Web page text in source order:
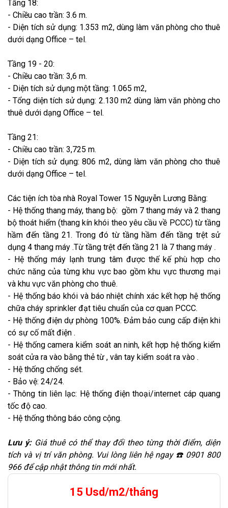
Tầng 18:
- Chiều cao trần: 3.6 m.
- Diện tích sử dụng: 1.353 m2, dùng làm văn phòng cho thuê
dưới dạng Office – tel.
Tầng 19 - 20:
- Chiều cao trần: 3,6 m.
- Diện tích sử dụng một tầng: 1.065 m2,
- Tổng diện tích sử dụng: 2.130 m2 dùng làm văn phòng cho
thuê dưới dạng Office – tel.
Tầng 21:
- Chiều cao trần: 3,725 m.
- Diện tích sử dụng: 806 m2, dùng làm văn phòng cho thuê
dưới dạng Office – tel.
Các tiện ích tòa nhà Royal Tower 15 Nguyễn Lương Bằng:
- Hệ thống thang máy, thang bộ: gồm 7 thang máy và 2 thang
bộ thoát hiểm (thang kín khói theo yêu cầu về PCCC) từ tầng
hầm đến tầng 21. Trong đó từ tầng hầm đến tầng trệt sử
dụng 4 thang máy .Từ tầng trệt đến tầng 21 là 7 thang máy .
- Hệ thống máy lạnh trung tâm được thế kế phù hợp cho
chức năng của từng khu vực bao gồm khu vực thương mại
và khu vực văn phòng cho thuê.
- Hệ thống báo khói và báo nhiệt chính xác kết hợp hệ thống
chữa cháy sprinkler đạt tiêu chuẩn của cơ quan PCCC.
- Hệ thống điện dự phòng 100%. Đảm bảo cung cấp điện khi
có sự cố mất điện .
- Hệ thống camera kiểm soát an ninh, kết hợp hệ thống kiểm
soát cửa ra vào bằng thẻ từ , vân tay kiểm soát ra vào .
- Hệ thống chống sét.
- Bảo vệ: 24/24.
- Thông tin liên lạc: Hệ thống điện thoại/internet cáp quang
tốc độ cao.
- Hệ thống thông báo công cộng.
Lưu ý:Giá thuê có thể thay đổi theo từng thời điểm, diện
tích và vị trí văn phòng. Vui lòng liên hệ ngay ☎️ 0901 800
966 để cập nhật thông tin mới nhất.
15 Usd/m2/tháng